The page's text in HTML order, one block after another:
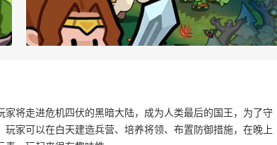
将走进危机四伏的黑暗大陆，成为人类最后的国王，为了守
家可以在白天建造兵营、培养将领、布置防御措施，在晚上